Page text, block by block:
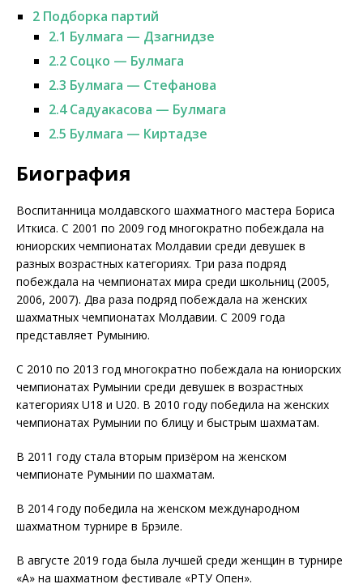
2 Подборка партий
2.1 Булмага — Дзагнидзе
2.2 Соцко — Булмага
2.3 Булмага — Стефанова
2.4Садуакасова — Булмага
2.5 Булмага — Киртадзе
Биография
Воспитанница молдавского шахматного мастера Бориса
Иткиса. С 2001 по 2009 год многократно побеждала на
юниорских чемпионатах Молдавии среди девушек в
разных возрастных категориях. Три раза подряд
побеждала на чемпионатах мира среди школьниц (2005,
2006, 2007). Два раза подряд побеждала на женских
шахматных чемпионатах Молдавии. С 2009 года
представляет Румынию.
С 2010 по 2013 год многократно побеждала на юниорских
чемпионатах Румынии среди девушек в возрастных
категориях U18 и U20. В 2010 году победила на женских
чемпионатах Румынии по блицу и быстрым шахматам.
В 2011 году стала вторым призёром на женском
чемпионате Румынии по шахматам.
В 2014 году победила на женском международном
шахматном турнире в Брэиле.
В августе 2019 года была лучшей среди женщин в турнире
«А» на шахматном фестивале «РТУ Опен».